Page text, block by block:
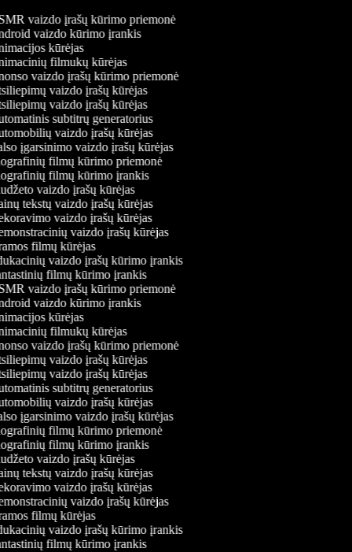
vaizdo įrašų kūrimo priemonė
vaizdo kūrimo įrankis
kūrėjas
filmukų kūrėjas
vaizdo įrašų kūrimo priemonė
vaizdo įrašų kūrėjas
vaizdo įrašų kūrėjas
subtitrų generatorius
vaizdo įrašų kūrėjas
įgarsinimo vaizdo įrašų kūrėjas
filmų kūrimo priemonė
filmų kūrimo įrankis
vaizdo įrašų kūrėjas
tekstų vaizdo įrašų kūrėjas
vaizdo įrašų kūrėjas
vaizdo įrašų kūrėjas
filmų kūrėjas
vaizdo įrašų kūrimo įrankis
filmų kūrimo įrankis
vaizdo įrašų kūrimo priemonė
vaizdo kūrimo įrankis
kūrėjas
filmukų kūrėjas
vaizdo įrašų kūrimo priemonė
vaizdo įrašų kūrėjas
vaizdo įrašų kūrėjas
subtitrų generatorius
vaizdo įrašų kūrėjas
įgarsinimo vaizdo įrašų kūrėjas
filmų kūrimo priemonė
filmų kūrimo įrankis
vaizdo įrašų kūrėjas
tekstų vaizdo įrašų kūrėjas
vaizdo įrašų kūrėjas
vaizdo įrašų kūrėjas
filmų kūrėjas
vaizdo įrašų kūrimo įrankis
filmų kūrimo įrankis